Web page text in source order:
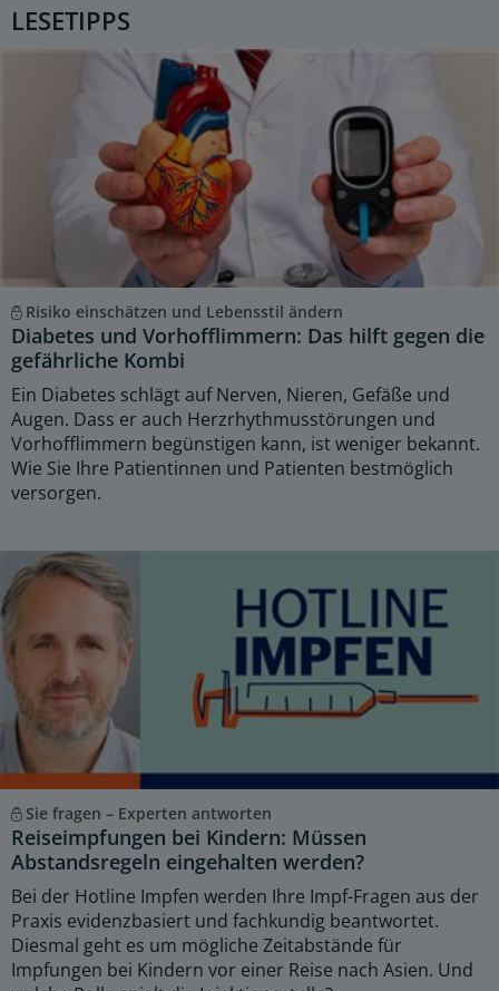
LESETIPPS
Risiko einschätzen und Lebensstil ändern
Diabetes und Vorhofflimmern: Das hilft gegen die
gefährliche Kombi
Ein Diabetes schlägt auf Nerven, Nieren, Gefäße und
Augen. Dass er auch Herzrhythmusstörungen und
Vorhofflimmern begünstigen kann, ist weniger bekannt.
Wie Sie Ihre Patientinnen und Patienten bestmöglich
versorgen.
Sie fragen – Experten antworten
Reiseimpfungen bei Kindern: Müssen
Abstandsregeln eingehalten werden?
Bei der Hotline Impfen werden Ihre Impf-Fragen aus der
Praxis evidenzbasiert und fachkundig beantwortet.
Diesmal geht es um mögliche Zeitabstände für
Impfungen bei Kindern vor einer Reise nach Asien. Und